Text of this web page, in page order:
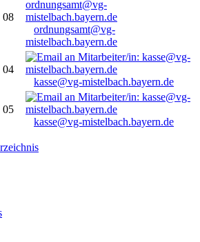
08
ordnungsamt@vg-
mistelbach.bayern.de
04
kasse@vg-mistelbach.bayern.de
05
kasse@vg-mistelbach.bayern.de